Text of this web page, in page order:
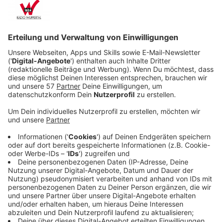
Jetzt gibt es eine erste Bilanz: Dieses Jahr gab es
bereits 40 Einsätze.
Das VU-Team kommt zu besonders schlimmen
Verkehrsunfällen - also wenn es Tote und
Schwerstverletzte gibt, eine Unfallflucht, ein
illegales Autorennen mit Personenschaden oder
bei Unfällen mit besonders großem öffentlichen
Interesse wie beispielsweise einem verunglückten
Schulbus. In Wuppertal arbeiten zehn Menschen
unter der Leitung von John Schäfer im VU-Team.
Das sind Polizistinnen und Polizisten, aber auch
Kfz-Meisterinnen und -meister.
Das VU-Team sichert die Spuren an einer
Unfallstelle. Das bedeutet: Fotos und